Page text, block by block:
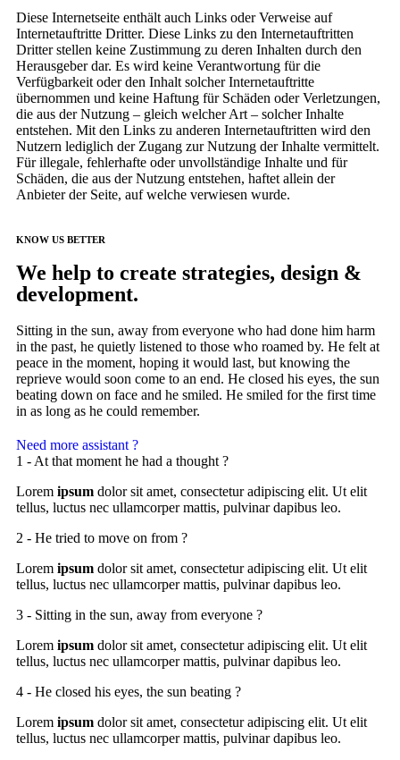
Diese Internetseite enthält auch Links oder Verweise auf
Internetauftritte Dritter. Diese Links zu den Internetauftritten
Dritter stellen keine Zustimmung zu deren Inhalten durch den
Herausgeber dar. Es wird keine Verantwortung für die
Verfügbarkeit oder den Inhalt solcher Internetauftritte
übernommen und keine Haftung für Schäden oder Verletzungen,
die aus der Nutzung – gleich welcher Art – solcher Inhalte
entstehen. Mit den Links zu anderen Internetauftritten wird den
Nutzern lediglich der Zugang zur Nutzung der Inhalte vermittelt.
Für illegale, fehlerhafte oder unvollständige Inhalte und für
Schäden, die aus der Nutzung entstehen, haftet allein der
Anbieter der Seite, auf welche verwiesen wurde.
KNOW US BETTER
We help to create strategies, design &
development.
Sitting in the sun, away from everyone who had done him harm
in the past, he quietly listened to those who roamed by. He felt at
peace in the moment, hoping it would last, but knowing the
reprieve would soon come to an end. He closed his eyes, the sun
beating down on face and he smiled. He smiled for the first time
in as long as he could remember.
Need more assistant ?
1 - At that moment he had a thought ?
Lorem ipsum dolor sit amet, consectetur adipiscing elit. Ut elit
tellus, luctus nec ullamcorper mattis, pulvinar dapibus leo.
2 - He tried to move on from ?
Lorem ipsum dolor sit amet, consectetur adipiscing elit. Ut elit
tellus, luctus nec ullamcorper mattis, pulvinar dapibus leo.
3 - Sitting in the sun, away from everyone ?
Lorem ipsum dolor sit amet, consectetur adipiscing elit. Ut elit
tellus, luctus nec ullamcorper mattis, pulvinar dapibus leo.
4 - He closed his eyes, the sun beating ?
Lorem ipsum dolor sit amet, consectetur adipiscing elit. Ut elit
tellus, luctus nec ullamcorper mattis, pulvinar dapibus leo.